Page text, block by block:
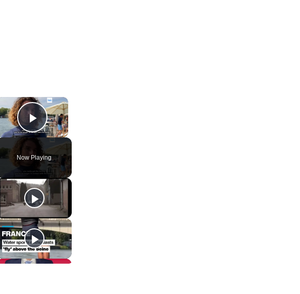
×
Play Video
Now Playing